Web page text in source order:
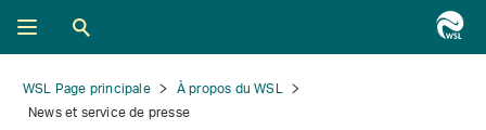
WSL Page principale
À propos du WSL
News et service de presse